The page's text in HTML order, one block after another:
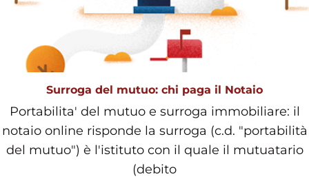
Surroga del mutuo: chi paga il Notaio
Portabilita' del mutuo e surroga immobiliare: il
notaio online risponde la surroga (c.d. "portabilità
del mutuo") è l'istituto con il quale il mutuatario
(debito